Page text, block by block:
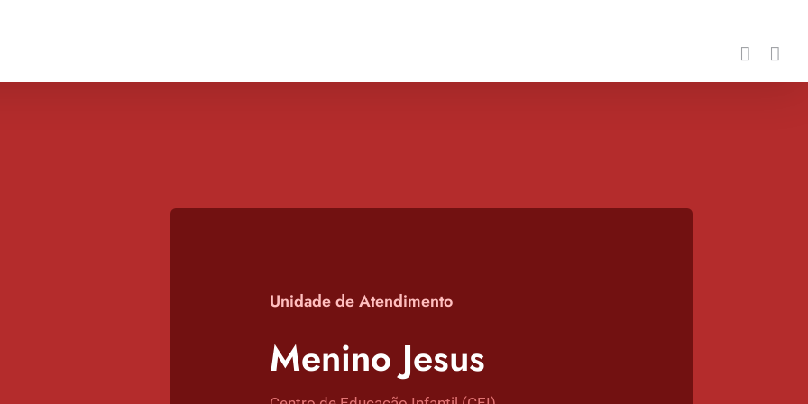
Unidade deAtendimento
Menino Jesus